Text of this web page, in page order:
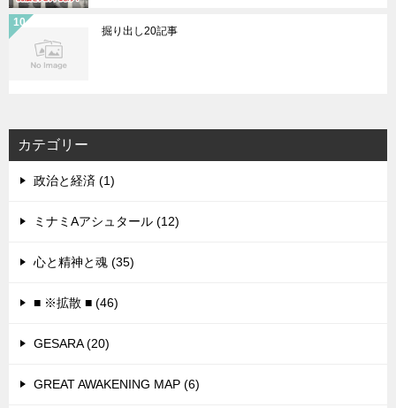
掘り出し20記事
カテゴリー
政治と経済 (1)
ミナミAアシュタール (12)
心と精神と魂 (35)
■ ※拡散 ■ (46)
GESARA (20)
GREAT AWAKENING MAP (6)